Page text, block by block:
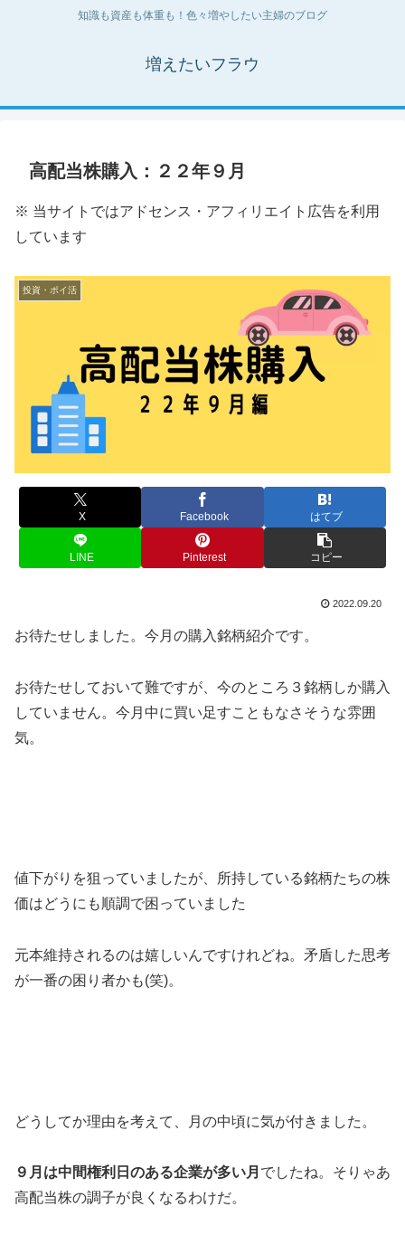
知識も資産も体重も！色々増やしたい主婦のブログ
増えたいフラウ
高配当株購入：２２年９月
※ 当サイトではアドセンス・アフィリエイト広告を利用
しています
投資・ポイ活
X Facebook はてブ
LINE Pinterest コピー
2022.09.20
お待たせしました。今月の購入銘柄紹介です。
お待たせしておいて難ですが、今のところ３銘柄しか購入
していません。今月中に買い足すこともなさそうな雰囲
気。
値下がりを狙っていましたが、所持している銘柄たちの株
価はどうにも順調で困っていました
元本維持されるのは嬉しいんですけれどね。矛盾した思考
が一番の困り者かも(笑)。
どうしてか理由を考えて、月の中頃に気が付きました。
９月は中間権利日のある企業が多い月 でしたね。そりゃあ
高配当株の調子が良くなるわけだ。